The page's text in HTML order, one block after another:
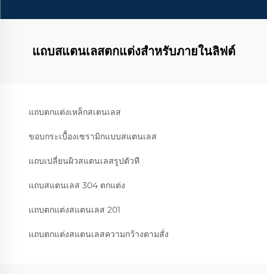
แถบสแตนเลสตกแต่งสำหรับภายในลิฟต์
แถบตกแต่งเหล็กสเตนเลส
ขอบกระเบื้องเซรามิกแบบสแตนเลส
แถบเปลี่ยนผิวสแตนเลสรูปตัวที
แถบสแตนเลส 304 ตกแต่ง
แถบตกแต่งสแตนเลส 201
แถบตกแต่งสแตนเลสความกว้างตามสั่ง